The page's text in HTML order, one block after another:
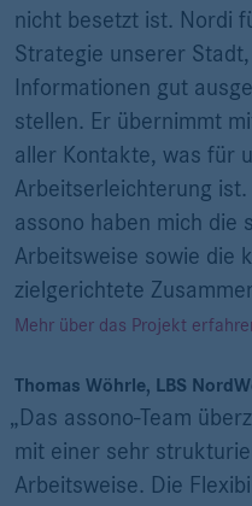
nicht besetzt ist. Nordi
Strategie unserer
Informationen gut
stellen. Er übernimmt
aller Kontakte, was für
Arbeitserleichterung
assono haben mich die
Arbeitsweise sowie die
zielgerichtete
Mehr über das Projekt
Thomas Wöhrle, LBS
„Das assono-Team
mit einer sehr
Arbeitsweise. Die